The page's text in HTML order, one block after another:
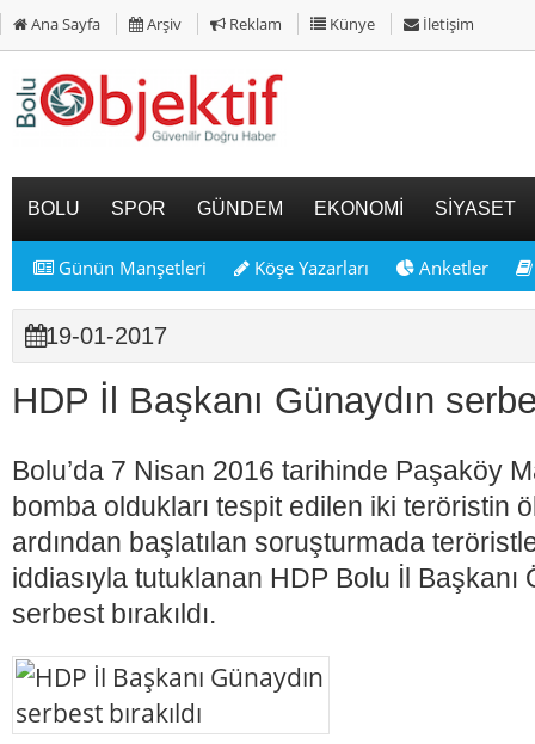
Ana Sayfa Arşiv Reklam Künye İletişim
BOLU SPOR GÜNDEM EKONOMİ SİYASET
Günün Manşetleri Köşe Yazarları Anketler
19-01-2017
HDP İl Başkanı Günaydın
Bolu’da 7 Nisan 2016 tarihinde Paşaköy
bomba oldukları tespit edilen iki teröristin
ardından başlatılan soruşturmada
iddiasıyla tutuklanan HDP Bolu İl Başkanı
serbest bırakıldı.